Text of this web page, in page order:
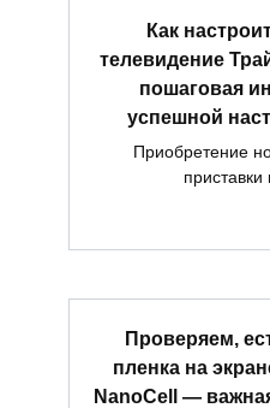
Как
телевидение
пошаговая
успешной
Приобретение
приставки
Проверяем,
пленка на
NanoCell —